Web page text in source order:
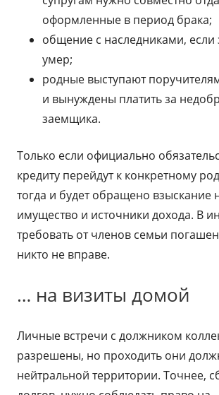
оформленные в период брака;
общение с наследниками,
умер;
родные выступают
и вынуждены платить за
заемщика.
Только если официально
кредиту перейдут к конкретному
тогда и будет обращено взыскание
имущество и источники дохода. В
требовать от членов семьи
никто не вправе.
… на визиты домой
Личные встречи с должником
разрешены, но проходить они
нейтральной территории. Точнее,